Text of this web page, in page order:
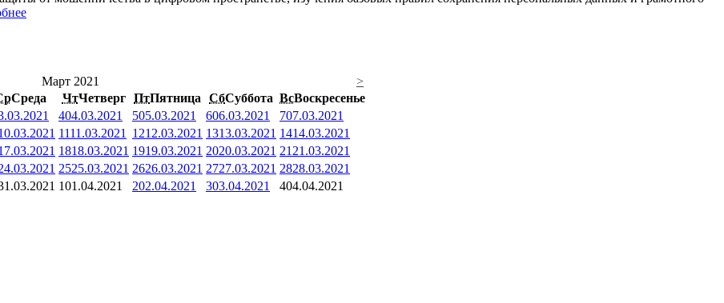
Март 2021
>
Среда ЧтЧетверг ПтПятница СбСуббота ВсВоскресенье
404.03.2021 505.03.2021 606.03.2021 707.03.2021
1111.03.2021 1212.03.2021 1313.03.2021 1414.03.2021
1818.03.2021 1919.03.2021 2020.03.2021 21 21.03.2021
2525.03.2021 2626.03.2021 2727.03.2021 2828.03.2021
101.04.2021 202.04.2021 303.04.2021 404.04.2021